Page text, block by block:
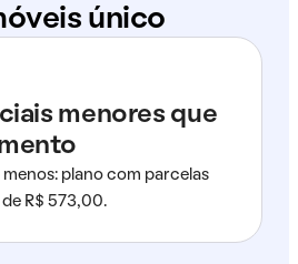
único
menores que
plano com parcelas
R$ 573,00.